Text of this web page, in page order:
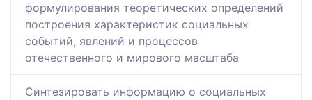
формулирования теоретических определений
построения характеристик социальных
событий, явлений и процессов
отечественного и мирового масштаба
Синтезировать информацию о социальных